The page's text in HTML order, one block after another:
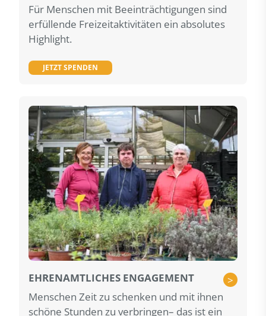
Für Menschen mit Beeinträchtigungen sind
erfüllende Freizeitaktivitäten ein absolutes
Highlight.
JETZT SPENDEN
EHRENAMTLICHES ENGAGEMENT
>
Menschen Zeit zu schenken und mit ihnen
schöne Stunden zu verbringen– das ist ein